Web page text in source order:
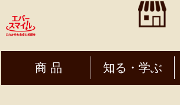
">
商 品 知る・学ぶ